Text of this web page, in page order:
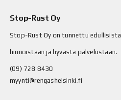
Stop-Rust Oy
Stop-Rust Oy on tunnettu edullisista
hinnoistaan ja hyvästä palvelustaan.
(09) 728 8430
myynti@rengashelsinki.fi